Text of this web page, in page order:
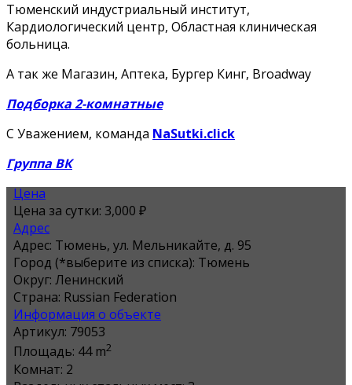
Тюменский индустриальный институт,
Кардиологический центр, Областная клиническая
больница.
А так же Магазин, Аптека, Бургер Кинг, Broadway
Подборка 2-комнатные
С Уважением, команда NaSutki.click
Группа ВК
Цена
Цена за сутки: 3,000 ₽
Адрес
Адрес: Тюмень, ул. Мельникайте, д. 95
Город (*выберите из списка): Тюмень
Округ: Ленинский
Страна: Russian Federation
Информация о объекте
Артикул: 79053
Площадь: 44 m2
Комнат: 2